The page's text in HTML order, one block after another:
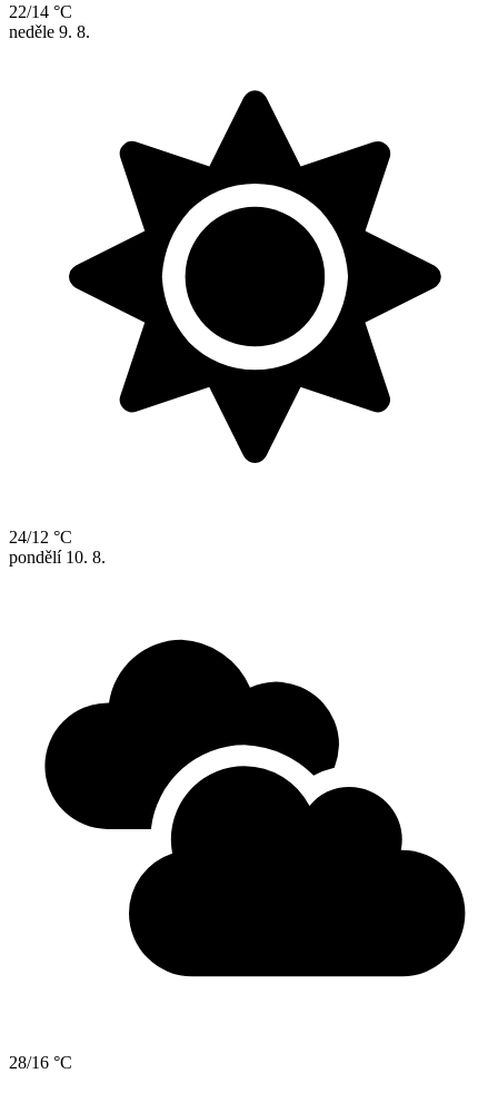
22/14 °C
neděle 9. 8.
24/12 °C
pondělí 10. 8.
28/16 °C